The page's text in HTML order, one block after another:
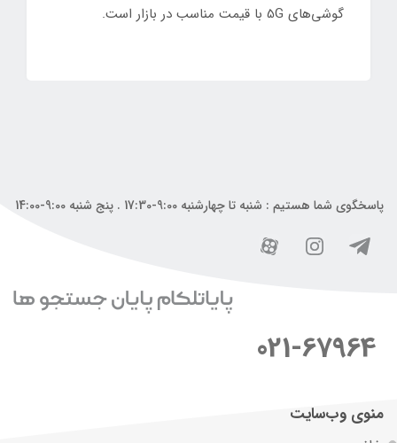
گوشی‌های 5G با قیمت مناسب در بازار است.
پاسخگوی شما هستیم : شنبه تا چهارشنبه 9:00-17:30 . پنج شنبه 9:00-14:00
021-67964
منوی وب‌سایت